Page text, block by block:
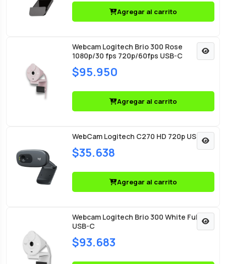
Agregar al carrito
Webcam Logitech Brio 300 Rose
1080p/30 fps 720p/60fps USB-C
$95.950
Agregar al carrito
WebCam Logitech C270 HD 720p USB
$35.638
Agregar al carrito
Webcam Logitech Brio 300 White Full HD
USB-C
$93.683